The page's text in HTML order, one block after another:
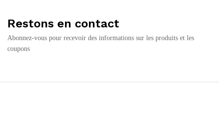
Restons en contact
Abonnez-vous pour recevoir des informations sur les produits et les
coupons